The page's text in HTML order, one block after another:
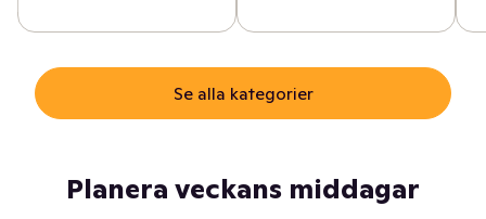
Se alla kategorier
Planera veckans middagar